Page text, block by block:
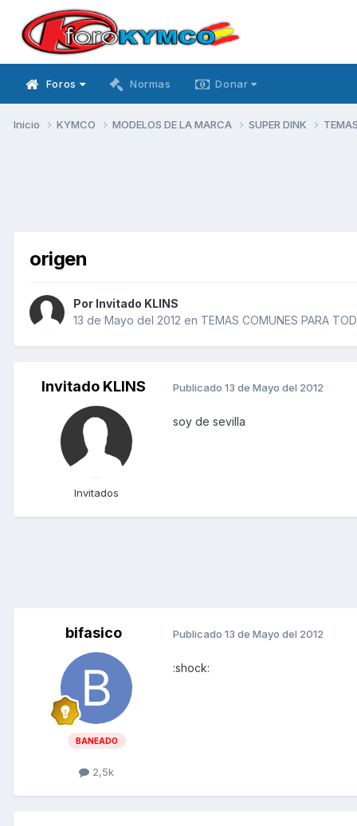
Foros Normas Donar
Inicio KYMCO MODELOS DE LA MARCA SUPER DINK
origen
Por Invitado KLINS
13 de Mayo del 2012 en TEMAS COMUNES PARA
Invitado KLINS
Invitados
Publicado 13 de Mayo del 2012
soy de sevilla
bifasico
BANEADO
2,5k
Publicado 13 de Mayo del 2012
:shock: